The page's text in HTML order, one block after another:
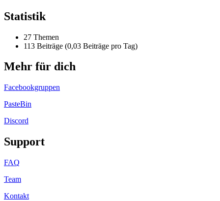
Statistik
27 Themen
113 Beiträge (0,03 Beiträge pro Tag)
Mehr für dich
Facebookgruppen
PasteBin
Discord
Support
FAQ
Team
Kontakt